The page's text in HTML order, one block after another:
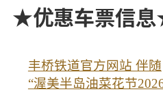
★优惠车票信
丰桥铁道官方网站 伴随
“渥美半岛油菜花节